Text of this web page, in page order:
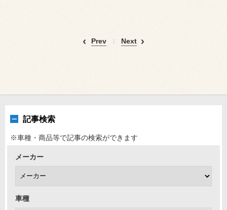
Prev Next
記事検索
※車種・商品等で記事の検索ができます
メーカー
車種